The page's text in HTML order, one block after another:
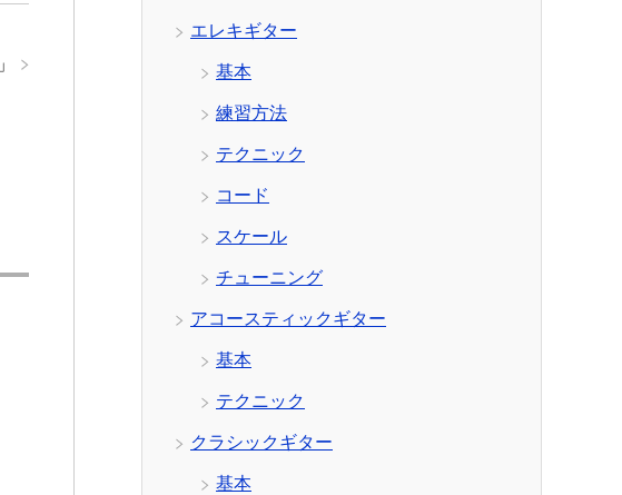
」
エレキギター
基本
練習方法
テクニック
コード
スケール
チューニング
アコースティックギター
基本
テクニック
クラシックギター
基本